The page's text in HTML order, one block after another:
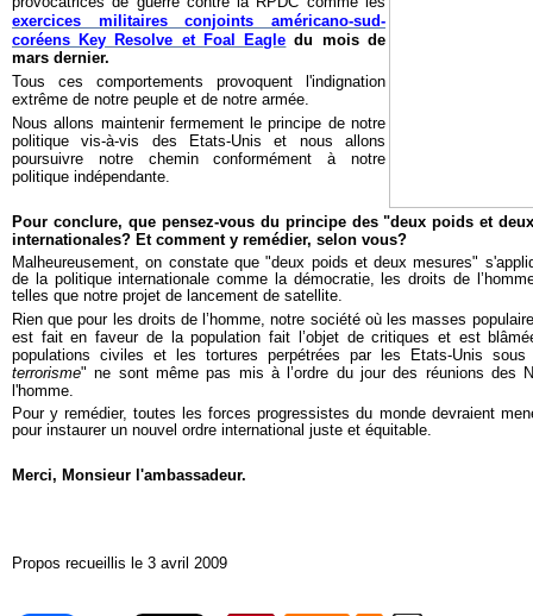
exercices militaires conjoints américano-sud-
coréens Key Resolve et Foal Eagle du mois de
mars dernier.
Tous ces comportements provoquent l'indignation
extrême de notre peuple et de notre armée.
Nous allons maintenir fermement le principe de notre
politique vis-à-vis des Etats-Unis et nous allons
poursuivre notre chemin conformément à notre
politique indépendante.
Pour conclure, que pensez-vous du principe des "deux poids et
internationales? Et comment y remédier, selon vous?
Malheureusement, on constate que "deux poids et deux mesures"
de la politique internationale comme la démocratie, les droits de
telles que notre projet de lancement de satellite.
Rien que pour les droits de l’homme, notre société où les masses
est fait en faveur de la population fait l’objet de critiques et est
populations civiles et les tortures perpétrées par les Etats-Unis
terrorisme" ne sont même pas mis à l’ordre du jour des réunions des
l'homme.
Pour y remédier, toutes les forces progressistes du monde devraient
pour instaurer un nouvel ordre international juste et équitable.
Merci, Monsieur l'ambassadeur.
Propos recueillis le 3 avril 2009